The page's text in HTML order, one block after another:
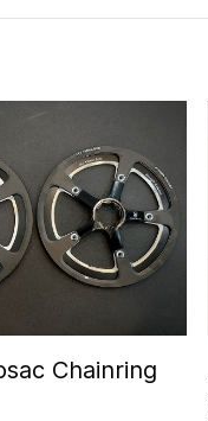
Chainring